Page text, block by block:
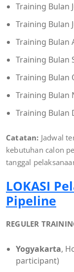
Training Bulan
Training Bulan
Training Bulan
Training Bulan
Training Bulan
Training Bulan
Training Bulan
Catatan: Jadwal
kebutuhan calon
tanggal
LOKASI
Pipeline
REGULER
Yogyakarta,
participant)